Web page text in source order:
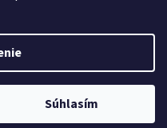
Súhlasím
. Všetky práva vyhradené.